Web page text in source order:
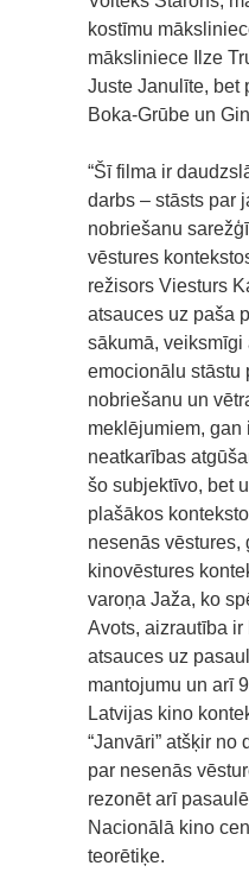
kostīmu
māksliniece Ilze
Juste Janulīte, bet
Boka-Grūbe un
“Šī filma ir
darbs – stāsts par
nobriešanu
vēstures
režisors Viesturs
atsauces uz paša
sākumā, veiksmīgi
emocionālu stāstu
nobriešanu un
meklējumiem, gan
neatkarības
šo subjektīvo, bet
plašākos
nesenās vēstures,
kinovēstures
varoņa Jaža, ko
Avots, aizrautība
atsauces uz
mantojumu un arī
Latvijas kino
“Janvāri” atšķir no
par nesenās
rezonēt arī
Nacionālā kino
teorētiķe.